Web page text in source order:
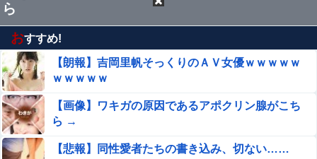
ら
おすすめ!
【朗報】吉岡里帆そっくりのＡＶ女優ｗｗｗｗｗ
ｗｗｗｗｗ
【画像】ワキガの原因であるアポクリン腺がこち
ら →
【悲報】同性愛者たちの書き込み、切ない……